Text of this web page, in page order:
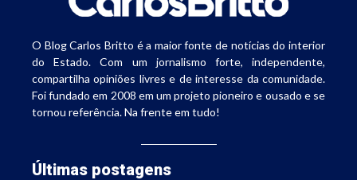
O Blog Carlos Britto é a maior fonte de notícias do interior
do Estado. Com um jornalismo forte, independente,
compartilha opiniões livres e de interesse da comunidade.
Foi fundado em 2008 em um projeto pioneiro e ousado e se
tornou referência. Na frente em tudo!
Últimas postagens